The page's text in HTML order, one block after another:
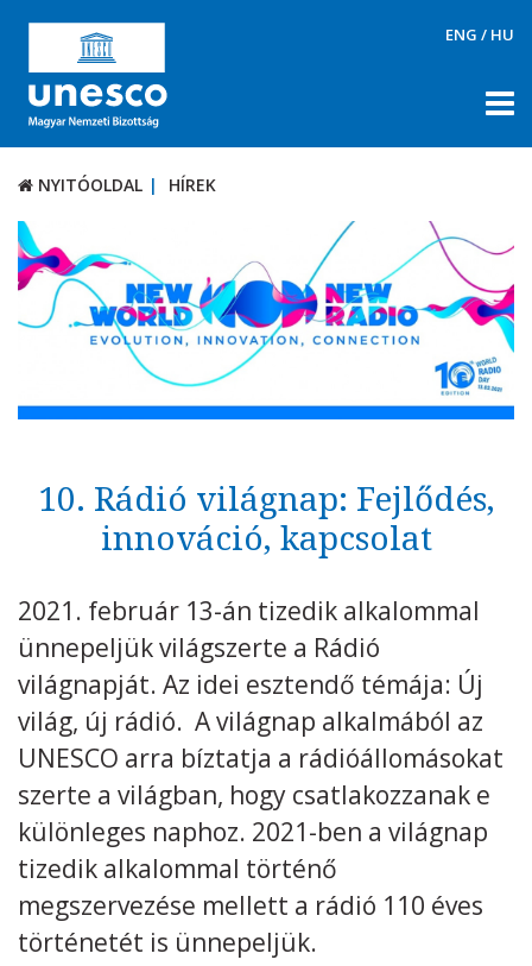
ENG / HU
NYITÓOLDAL HÍREK
RÓLUNK
TÉMÁK
DOKUMENTUMTÁR
PÁLYÁZATOK / DÍJAK
KAPCSOLAT
RSS
NYITÓOLDAL HÍREK
10. Rádió világnap: Fejlődés,
innováció, kapcsolat
2021. február 13-án tizedik alkalommal
ünnepeljük világszerte a Rádió
világnapját. Az idei esztendő témája: Új
világ, új rádió. A világnap alkalmából az
UNESCO arra bíztatja a rádióállomásokat
szerte a világban, hogy csatlakozzanak e
különleges naphoz. 2021-ben a világnap
tizedik alkalommal történő
megszervezése mellett a rádió 110 éves
történetét is ünnepeljük.